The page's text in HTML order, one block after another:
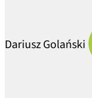
Dariusz Golański